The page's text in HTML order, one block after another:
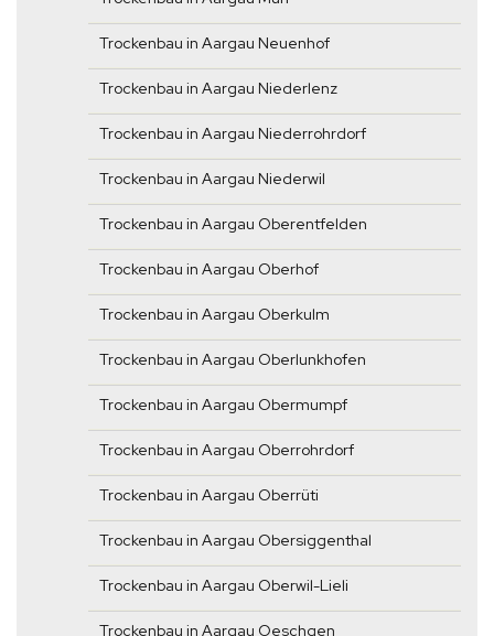
Trockenbau in Aargau Neuenhof
Trockenbau in Aargau Niederlenz
Trockenbau in Aargau Niederrohrdorf
Trockenbau in Aargau Niederwil
Trockenbau in Aargau Oberentfelden
Trockenbau in Aargau Oberhof
Trockenbau in Aargau Oberkulm
Trockenbau in Aargau Oberlunkhofen
Trockenbau in Aargau Obermumpf
Trockenbau in Aargau Oberrohrdorf
Trockenbau in Aargau Oberrüti
Trockenbau in Aargau Obersiggenthal
Trockenbau in Aargau Oberwil-Lieli
Trockenbau in Aargau Oeschgen